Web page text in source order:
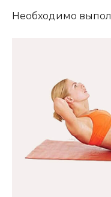
Необходимо